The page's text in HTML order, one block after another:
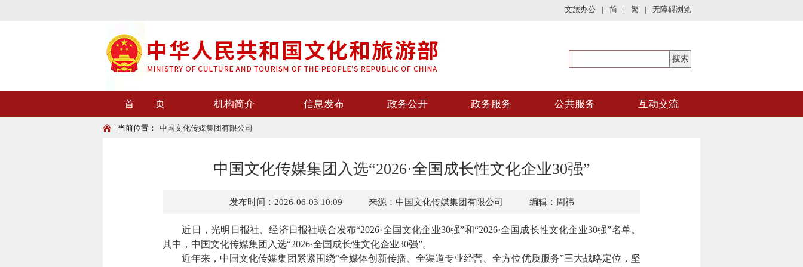
文旅办公 | 简 | 繁 | 无障碍浏览
首 页 机构简介 信息发布 政务公开 政务服务 公共服务 互动交流
当前位置： 中国文化传媒集团有限公司
中国文化传媒集团入选“2026·全国成长性文化企业30强”
发布时间：2026-06-03 10:09 来源：中国文化传媒集团有限公司 编辑：周祎
近日，光明日报社、经济日报社联合发布“2026·全国文化企业30强”和“2026·全国成长性文化企业30强”名单。
其中，中国文化传媒集团入选“2026·全国成长性文化企业30强”。
近年来，中国文化传媒集团紧紧围绕“全媒体创新传播、全渠道专业经营、全方位优质服务”三大战略定位，坚